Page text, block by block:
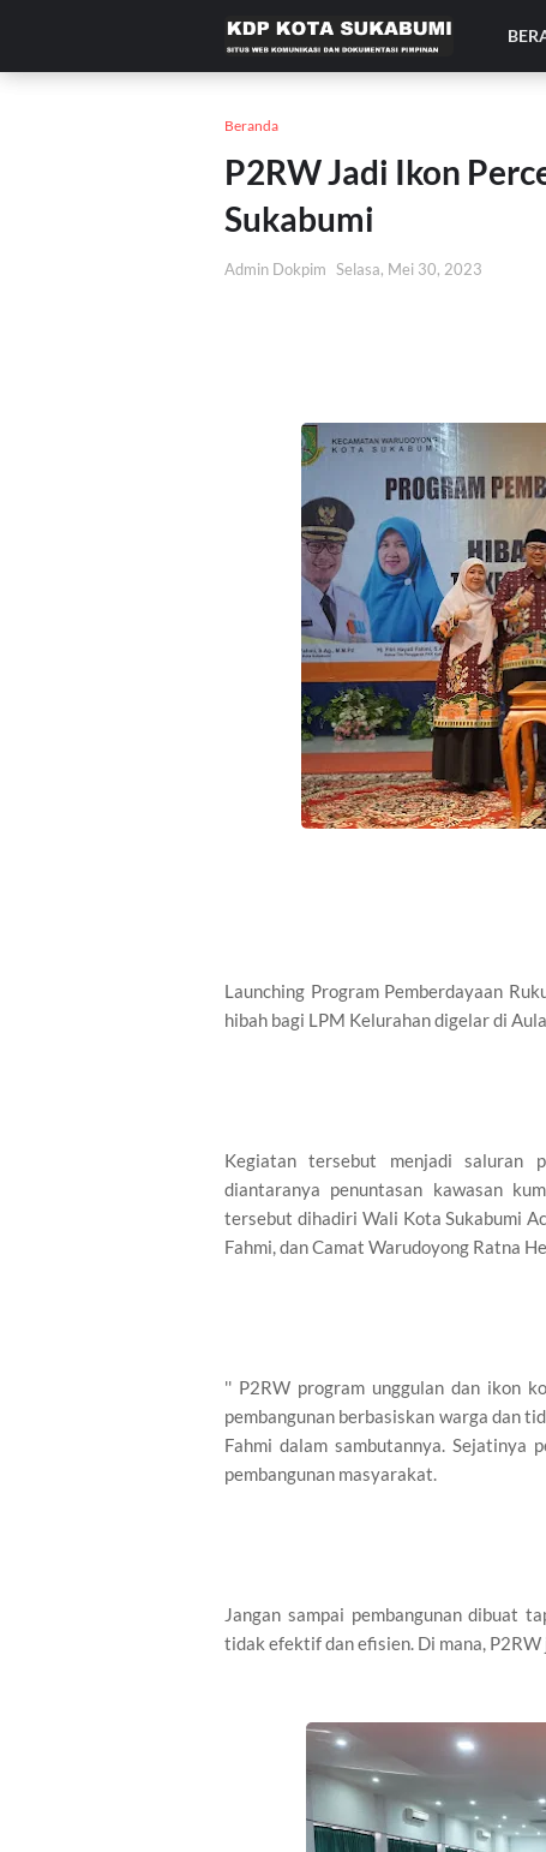
Beranda
P2RW Jadi Ikon
Sukabumi
Admin Dokpim Selasa, Mei 30, 2023
Launching Program Pemberdayaan
hibah bagi LPM Kelurahan digelar di
Kegiatan tersebut menjadi saluran
diantaranya penuntasan kawasan
tersebut dihadiri Wali Kota Sukabumi
Fahmi, dan Camat Warudoyong Ratna
'' P2RW program unggulan dan ikon
pembangunan berbasiskan warga dan
Fahmi dalam sambutannya. Sejatinya
pembangunan masyarakat.
Jangan sampai pembangunan dibuat
tidak efektif dan efisien. Di mana,